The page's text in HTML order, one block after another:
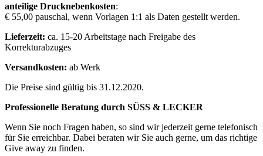
anteilige Drucknebenkosten:
€ 55,00 pauschal, wenn Vorlagen 1:1 als Daten gestellt werden.
Lieferzeit: ca. 15-20 Arbeitstage nach Freigabe des
Korrekturabzuges
Versandkosten: ab Werk
Die Preise sind gültig bis 31.12.2020.
Professionelle Beratung durch SÜSS & LECKER
Wenn Sie noch Fragen haben, so sind wir jederzeit gerne telefonisch
für Sie erreichbar. Dabei beraten wir Sie auch gerne, um das richtige
Give away zu finden.